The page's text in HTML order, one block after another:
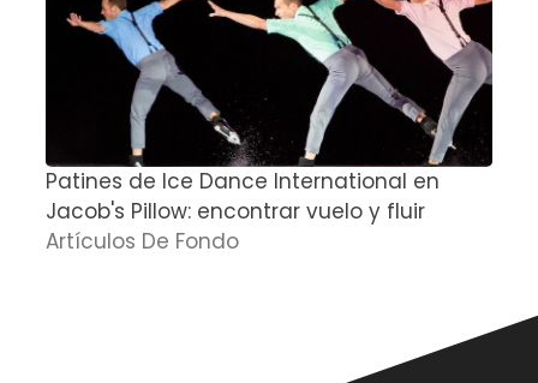
Patines de Ice Dance International en
Jacob's Pillow: encontrar vuelo y fluir
Artículos De Fondo